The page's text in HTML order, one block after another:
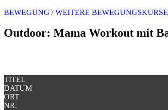
BEWEGUNG /WEITERE BEWEGUNGSKURSE
Outdoor: Mama Workout mit
TITEL
DATUM
ORT
NR.